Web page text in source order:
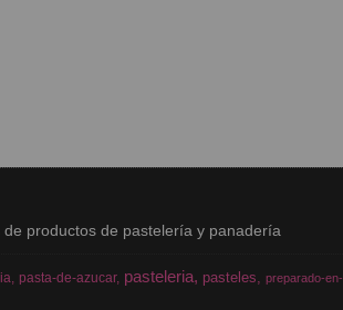
productos de pastelería y panadería
pasta-de-azucar pasteleria pasteles
preparado-en-